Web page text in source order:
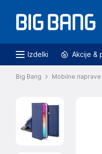
Izdelki Akcije &
Big Bang Mobilne